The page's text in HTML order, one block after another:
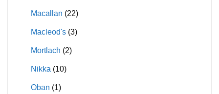
Macallan (22)
Macleod's (3)
Mortlach (2)
Nikka (10)
Oban (1)